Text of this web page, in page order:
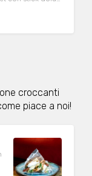
croccanti
piace a noi!